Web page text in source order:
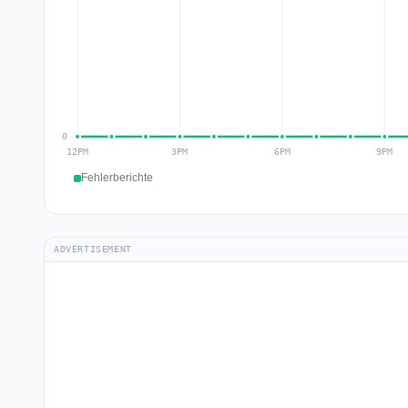
Fehlerberichte
ADVERTISEMENT